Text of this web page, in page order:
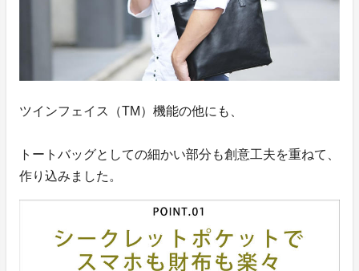
ツインフェイス（TM）機能の他にも、
トートバッグとしての細かい部分も創意工夫を重ねて、
作り込みました。